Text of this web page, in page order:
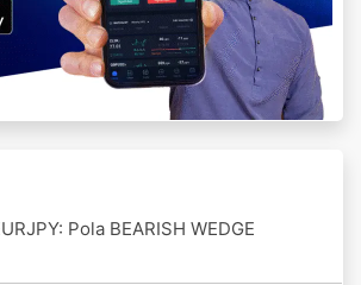
Pola BEARISH WEDGE